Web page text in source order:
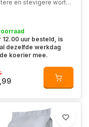
en stevigere wortels
12.00 uur besteld, is
dezelfde werkdag
koerier mee.